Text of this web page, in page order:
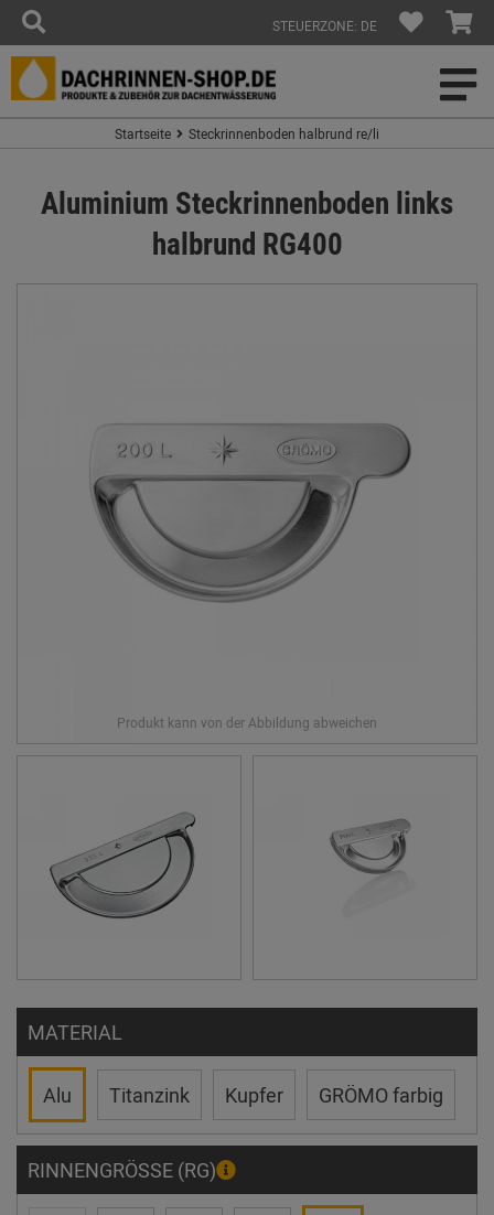
STEUERZONE: DE
Startseite Steckrinnenboden halbrund re/li
Aluminium Steckrinnenboden links
halbrund RG400
MATERIAL
Alu Titanzink Kupfer GRÖMO farbig
RINNENGRÖSSE (RG)